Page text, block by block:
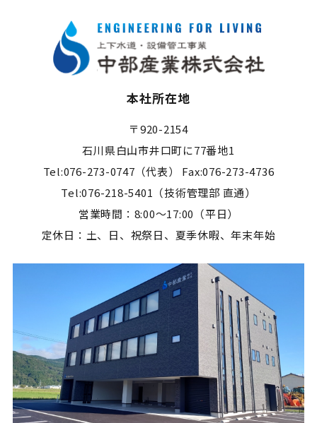
本社所在地
〒920-2154
石川県白山市井口町に77番地1
Tel:076-273-0747（代表） Fax:076-273-4736
Tel:076-218-5401（技術管理部 直通）
営業時間：8:00～17:00（平日）
定休日：土、日、祝祭日、夏季休暇、年末年始